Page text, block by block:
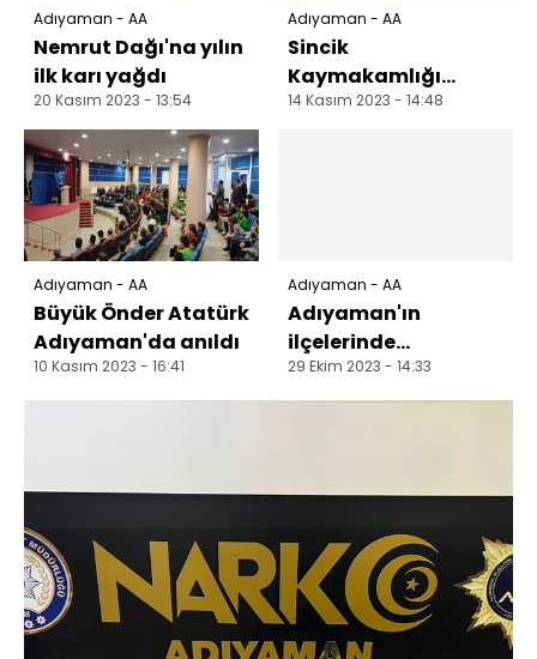
Adıyaman - AA
Nemrut Dağı'na yılın
ilk karı yağdı
20 Kasım 2023 - 13:54
Adıyaman - AA
Sincik
Kaymakamlığı
Voleybol Turnuvası
14 Kasım 2023 - 14:48
Adıyaman - AA
Büyük Önder Atatürk
Adıyaman'da anıldı
10 Kasım 2023 - 16:41
Adıyaman - AA
Adıyaman'ın
ilçelerinde
Cumhuriyet'in 100.
yılı kutlanıyor
29 Ekim 2023 - 14:33